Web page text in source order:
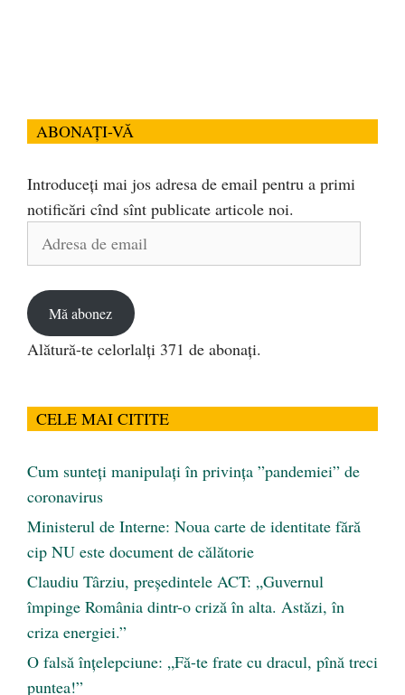
ABONAȚI-VĂ
Introduceți mai jos adresa de email pentru a primi
notificări cînd sînt publicate articole noi.
Adresa
Mă abonez
Alătură-te celorlalți 371 de abonați.
CELE MAI CITITE
Cum sunteți manipulați în privința ”pandemiei” de
coronavirus
Ministerul de Interne: Noua carte de identitate fără
cip NU este document de călătorie
Claudiu Târziu, președintele ACT: „Guvernul
împinge România dintr-o criză în alta. Astăzi, în
criza energiei.”
O falsă înțelepciune: „Fă-te frate cu dracul, pînă treci
puntea!”